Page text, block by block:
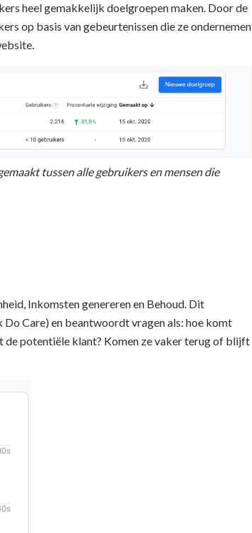
heel gemakkelijk doelgroepen maken. Door de
op basis van gebeurtenissen die ze ondernemen
tussen alle gebruikers en mensen die
Inkomsten genereren en Behoud. Dit
Care) en beantwoordt vragen als: hoe komt
de potentiële klant? Komen ze vaker terug of blijft